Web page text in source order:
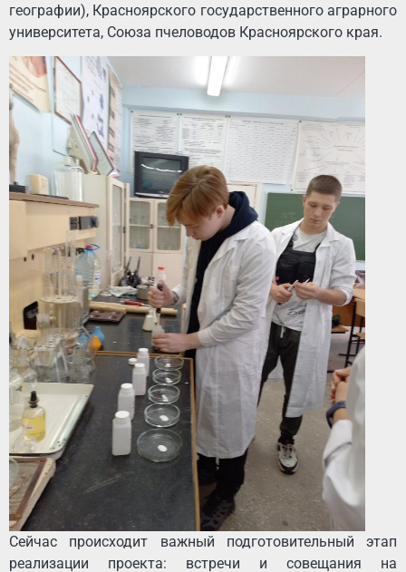
географии), Красноярского государственного аграрного
университета, Союза пчеловодов Красноярского края.
Сейчас происходит важный подготовительный этап
реализации проекта: встречи и совещания на